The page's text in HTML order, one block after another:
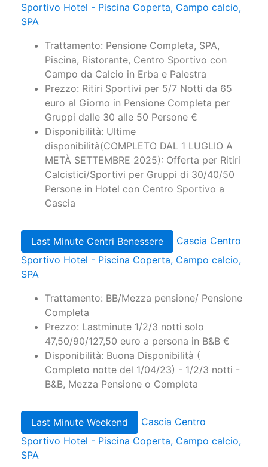
Sportivo Hotel - Piscina Coperta, Campo calcio,
SPA
Trattamento: Pensione Completa, SPA,
Piscina, Ristorante, Centro Sportivo con
Campo da Calcio in Erba e Palestra
Prezzo: Ritiri Sportivi per 5/7 Notti da 65
euro al Giorno in Pensione Completa per
Gruppi dalle 30 alle 50 Persone €
Disponibilità: Ultime
disponibilità(COMPLETO DAL 1 LUGLIO A
METÀ SETTEMBRE 2025): Offerta per Ritiri
Calcistici/Sportivi per Gruppi di 30/40/50
Persone in Hotel con Centro Sportivo a
Cascia
Last Minute Centri Benessere
Cascia Centro
Sportivo Hotel - Piscina Coperta, Campo calcio,
SPA
Trattamento: BB/Mezza pensione/ Pensione
Completa
Prezzo: Lastminute 1/2/3 notti solo
47,50/90/127,50 euro a persona in B&B €
Disponibilità: Buona Disponibilità (
Completo notte del 1/04/23) - 1/2/3 notti -
B&B, Mezza Pensione o Completa
Last Minute Weekend
Cascia Centro
Sportivo Hotel - Piscina Coperta, Campo calcio,
SPA